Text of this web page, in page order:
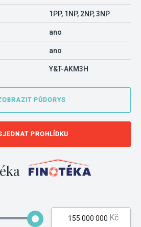
1PP, 1NP, 2NP, 3NP
ano
ano
Y&T-AKM3H
PŮDORYS
PROHLÍDKU
Kč